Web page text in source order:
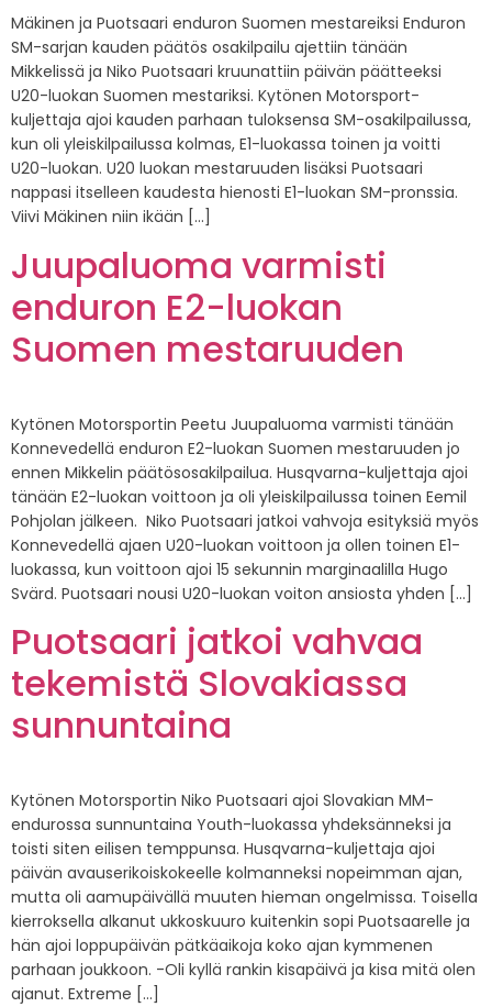
Mäkinen ja Puotsaari enduron Suomen mestareiksi Enduron
SM-sarjan kauden päätös osakilpailu ajettiin tänään
Mikkelissä ja Niko Puotsaari kruunattiin päivän päätteeksi
U20-luokan Suomen mestariksi. Kytönen Motorsport-
kuljettaja ajoi kauden parhaan tuloksensa SM-osakilpailussa,
kun oli yleiskilpailussa kolmas, E1-luokassa toinen ja voitti
U20-luokan. U20 luokan mestaruuden lisäksi Puotsaari
nappasi itselleen kaudesta hienosti E1-luokan SM-pronssia.
Viivi Mäkinen niin ikään […]
Juupaluoma varmisti
enduron E2-luokan
Suomen mestaruuden
Kytönen Motorsportin Peetu Juupaluoma varmisti tänään
Konnevedellä enduron E2-luokan Suomen mestaruuden jo
ennen Mikkelin päätösosakilpailua. Husqvarna-kuljettaja ajoi
tänään E2-luokan voittoon ja oli yleiskilpailussa toinen Eemil
Pohjolan jälkeen. Niko Puotsaari jatkoi vahvoja esityksiä myös
Konnevedellä ajaen U20-luokan voittoon ja ollen toinen E1-
luokassa, kun voittoon ajoi 15 sekunnin marginaalilla Hugo
Svärd. Puotsaari nousi U20-luokan voiton ansiosta yhden […]
Puotsaari jatkoi vahvaa
tekemistä Slovakiassa
sunnuntaina
Kytönen Motorsportin Niko Puotsaari ajoi Slovakian MM-
endurossa sunnuntaina Youth-luokassa yhdeksänneksi ja
toisti siten eilisen temppunsa. Husqvarna-kuljettaja ajoi
päivän avauserikoiskokeelle kolmanneksi nopeimman ajan,
mutta oli aamupäivällä muuten hieman ongelmissa. Toisella
kierroksella alkanut ukkoskuuro kuitenkin sopi Puotsaarelle ja
hän ajoi loppupäivän pätkäaikoja koko ajan kymmenen
parhaan joukkoon. -Oli kyllä rankin kisapäivä ja kisa mitä olen
ajanut. Extreme […]